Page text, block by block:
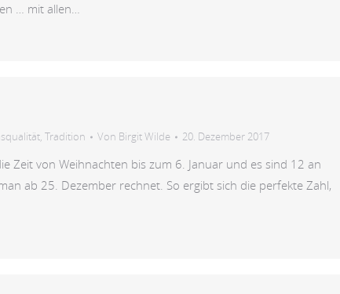
… mit allen…
, Tradition Von Birgit Wilde 20. Dezember 2017
Zeit von Weihnachten bis zum 6. Januar und es sind 12 an
ab 25. Dezember rechnet. So ergibt sich die perfekte Zahl,